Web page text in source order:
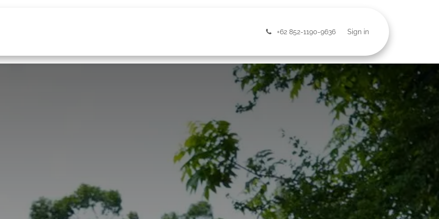
+62 852-1190-9636 Sign in